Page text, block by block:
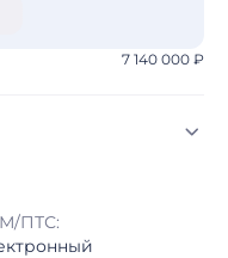
7 140 000 ₽
02:16 МСК
01:16 МСК
ПТС: